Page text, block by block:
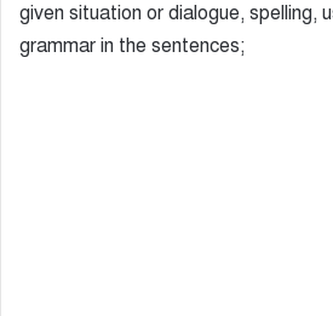
given situation or dialogue, spelling,
grammar in the sentences;